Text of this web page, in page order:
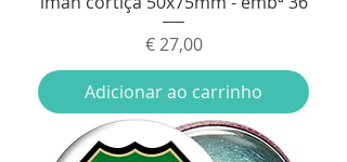
Preço
€ 27,00
Adicionar ao carrinho